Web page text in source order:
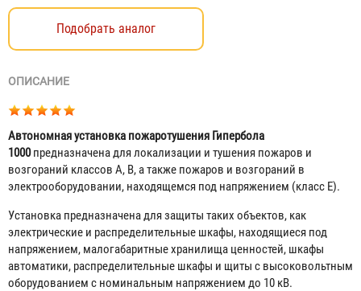
Подобрать аналог
ОПИСАНИЕ
Автономная установка пожаротушения Гипербола
1000предназначена для локализации и тушения пожаров и
возгораний классов А, B, а также пожаров и возгораний в
электрооборудовании, находящемся под напряжением (класс E).
Установка предназначена для защиты таких объектов, как
электрические и распределительные шкафы, находящиеся под
напряжением, малогабаритные хранилища ценностей, шкафы
автоматики, распределительные шкафы и щиты с высоковольтным
оборудованием с номинальным напряжением до 10 кВ.